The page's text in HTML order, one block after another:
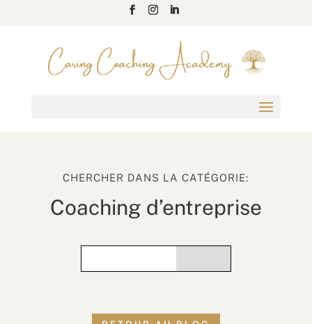
CHERCHER DANS LA CATÉGORIE:
Coaching d’entreprise